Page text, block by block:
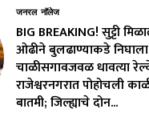
जनरल नॉलेज
BIG BREAKING! सुट्टी
ओढीने बुलढाण्याकडे
चाळीसगावजवळ धावत्या
राजेश्वरनगरात पोहोचली
बातमी; जिल्ह्याचे दोन...